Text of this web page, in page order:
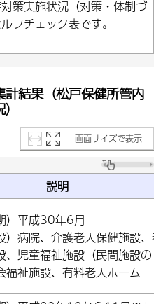
策実施状況（対策・体制づ
フチェック表です。
結果（松戸保健所管内
画面サイズで表示
説明
）平成30年6月
）病院、介護老人保健施設、老
、児童福祉施設（民間施設の
福祉施設、有料老人ホーム